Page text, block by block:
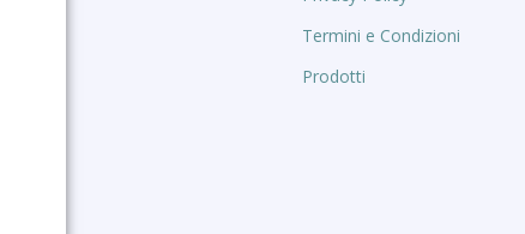
Termini e Condizioni
Prodotti